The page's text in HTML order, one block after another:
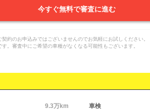
今すぐ無料で審査に進む
約のお申込みではございませんのでお気軽にお試しください。
。審査中にご希望の車種がなくなる可能性もございます。
9.3万km 車検